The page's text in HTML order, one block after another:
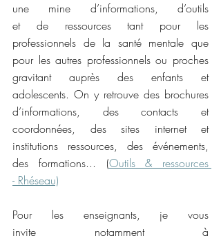
une mine d’informations, d’outils
et de ressources tant pour les
professionnels de la santé mentale que
pour les autres professionnels ou proches
gravitant auprès des enfants et
adolescents. On y retrouve des brochures
d’informations, des contacts et
coordonnées, des sites internet et
institutions ressources, des événements,
des formations... (Outils & ressources
- Rhéseau)
Pour les enseignants, je vous
invite notamment à